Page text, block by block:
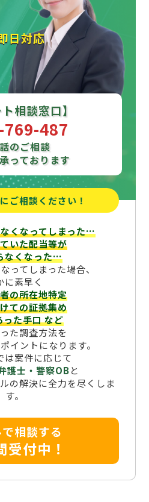
日対応
ト相談窓口】
487
のご相談
っております
ご相談ください！
くなってしまった…
いた配当等が
なくなった…
ってしまった場合、
に素早く
の所在地特定
ての証拠集め
った手口など
た調査方法を
イントになります。
は案件に応じて
護士・警察OBと
の解決に全力を尽くしま
す。
相談する
受付中！